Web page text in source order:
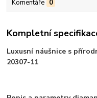
Komentáře 0
Kompletní
Luxusní náušnice s
20307-11